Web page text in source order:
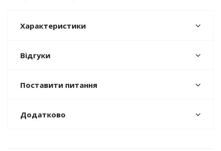
Характеристики
Відгуки
Поставити питання
Додатково